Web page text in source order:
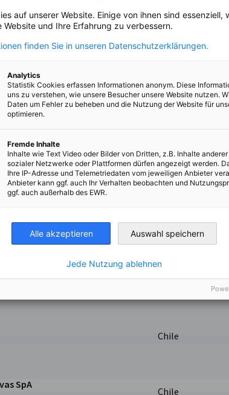
Chile
SpA
Chile
auf unserer Website. Einige von ihnen sind essenziell,
Website und Ihre Erfahrung zu verbessern.
finden Sie in unseren Datenschutzerklärungen.
Analytics
Statistik Cookies erfassen Informationen anonym. Diese
uns zu verstehen, wie unsere Besucher unsere Website nutzen.
Daten um Fehler zu beheben und die Nutzung der Website für
optimieren.
Fremde Inhalte
Inhalte wie Text Video oder Bilder von Dritten, z.B. Inhalte anderer
sozialer Netzwerke oder Plattformen dürfen angezeigt werden.
Ihre IP-Adresse und Telemetriedaten vom jeweiligen Anbieter
Anbieter kann ggf. auch Ihr Verhalten beobachten und
ggf. auch außerhalb des EWR.
Alle akzeptieren Auswahl speichern
Jede Nutzung ablehnen